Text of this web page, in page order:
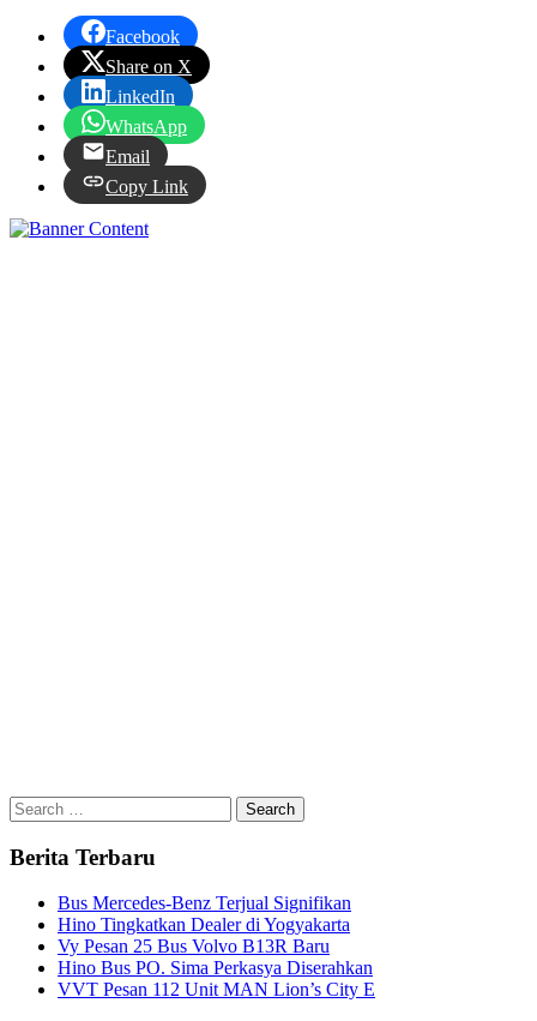
Facebook
Share on X
LinkedIn
WhatsApp
Email
Copy Link
Search
for:
Berita Terbaru
Bus Mercedes-Benz Terjual Signifikan
Hino Tingkatkan Dealer di Yogyakarta
Vy Pesan 25 Bus Volvo B13R Baru
Hino Bus PO. Sima Perkasya Diserahkan
VVT Pesan 112 Unit MAN Lion’s City E